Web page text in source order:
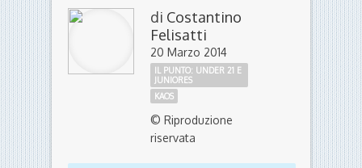
di Costantino
Felisatti
20 Marzo 2014
IL PUNTO: UNDER 21 E
JUNIORES
KAOS
© Riproduzione
riservata